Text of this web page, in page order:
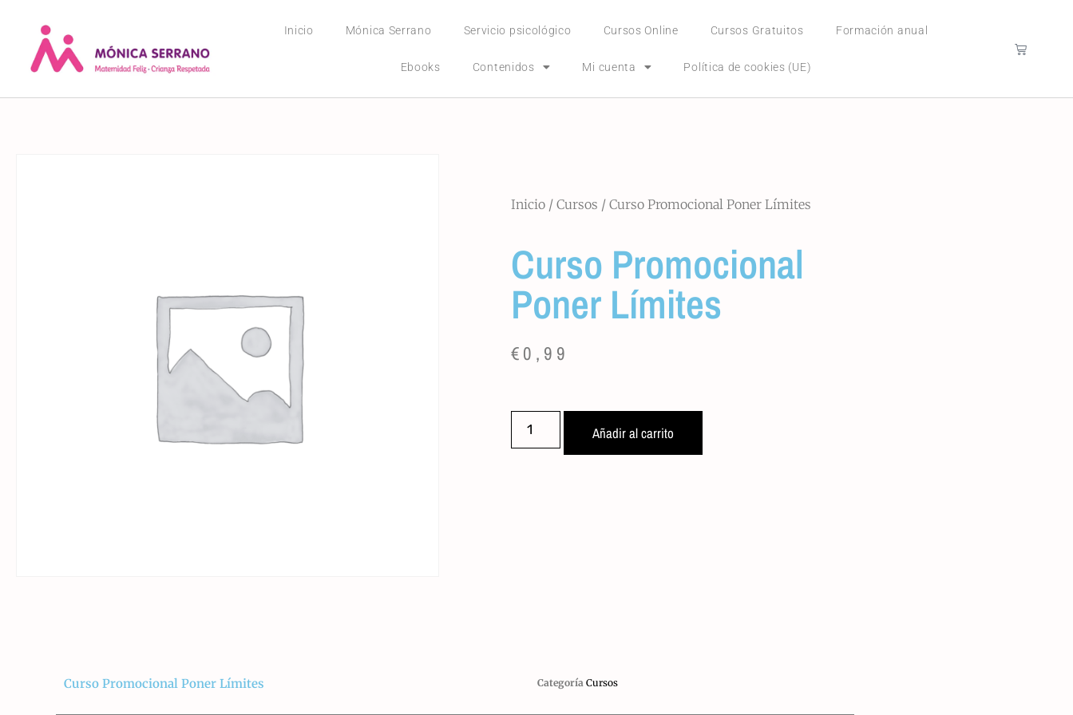
Inicio Mónica Serrano Servicio psicológico Cursos Online Cursos Gratuitos Formación anual
Ebooks Contenidos Mi cuenta Política de cookies (UE)
Inicio / Cursos / Curso Promocional Poner Límites
Curso Promocional
Poner Límites
€0,99
Añadir al carrito
Curso Promocional Poner Límites Categoría Cursos